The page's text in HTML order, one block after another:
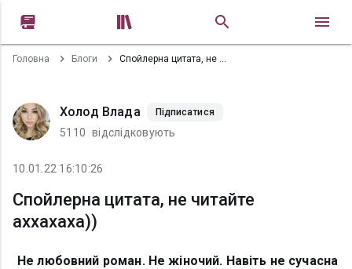
 
Головна Блоги Спойлерна цитата, не читайте аххахаха))
Холод Влада Підписатися
5110 відслідковують
10.01.22 16:10:26
Спойлерна цитата, не читайте
аххахаха))
Не любовний роман. Не жіночий. Навіть не сучасна